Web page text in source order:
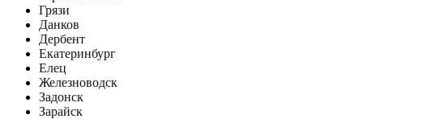
Грязи
Данков
Дербент
Екатеринбург
Елец
Железноводск
Задонск
Зарайск